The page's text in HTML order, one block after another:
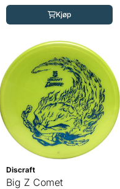
Kjøp
Discraft
Big Z Comet